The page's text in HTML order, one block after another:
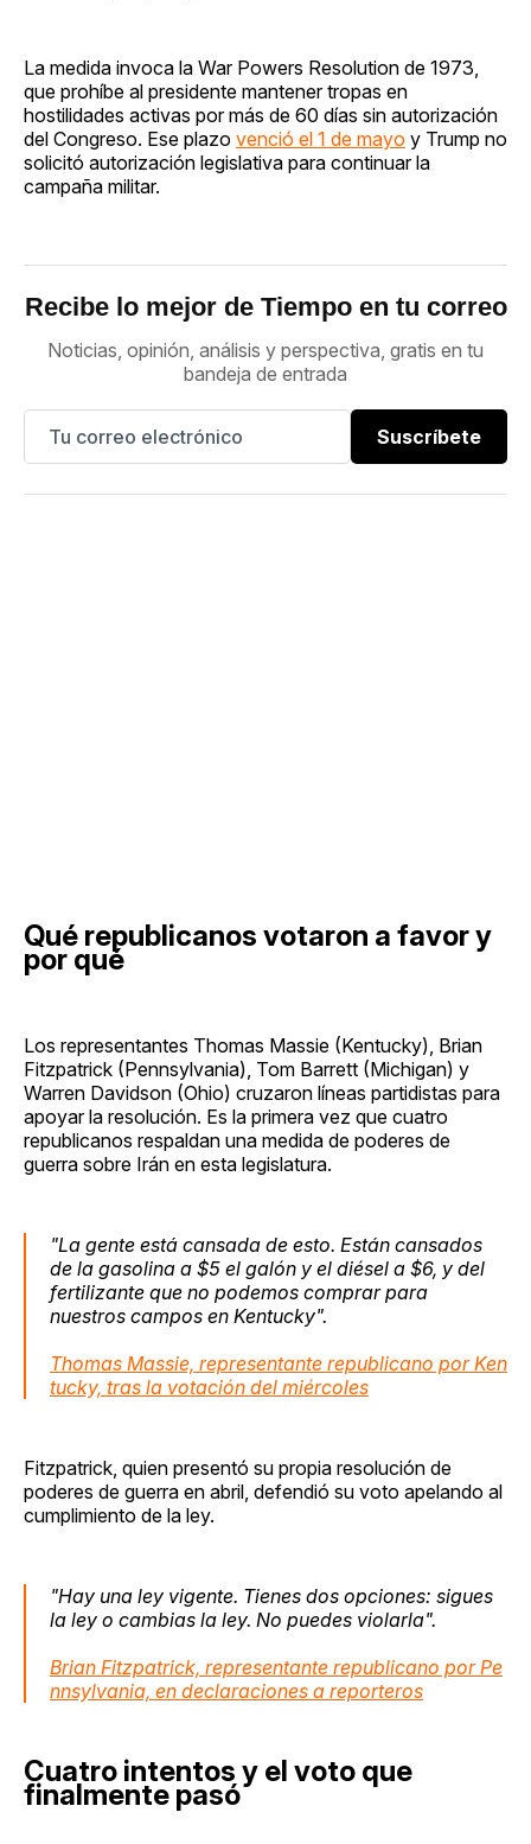
La medida invoca la War Powers Resolution de 1973,
que prohíbe al presidente mantener tropas en
hostilidades activas por más de 60 días sin autorización
del Congreso. Ese plazo venció el 1 de mayo y Trump no
solicitó autorización legislativa para continuar la
campaña militar.
Recibe lo mejor de Tiempo en tu correo
Noticias, opinión, análisis y perspectiva, gratis en tu
bandeja de entrada
Suscríbete
Qué republicanos votaron a favor y
por qué
Los representantes Thomas Massie (Kentucky), Brian
Fitzpatrick (Pennsylvania), Tom Barrett (Michigan) y
Warren Davidson (Ohio) cruzaron líneas partidistas para
apoyar la resolución. Es la primera vez que cuatro
republicanos respaldan una medida de poderes de
guerra sobre Irán en esta legislatura.
"La gente está cansada de esto. Están cansados
de la gasolina a $5 el galón y el diésel a $6, y del
fertilizante que no podemos comprar para
nuestros campos en Kentucky".
Thomas Massie, representante republicano por Ken
tucky, tras la votación del miércoles
Fitzpatrick, quien presentó su propia resolución de
poderes de guerra en abril, defendió su voto apelando al
cumplimiento de la ley.
"Hay una ley vigente. Tienes dos opciones: sigues
la ley o cambias la ley. No puedes violarla".
Brian Fitzpatrick, representante republicano por Pe
nnsylvania, en declaraciones a reporteros
Cuatro intentos y el voto que
finalmente pasó